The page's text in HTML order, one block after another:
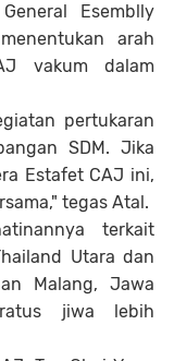
Esemblly
arah
vakum dalam
pertukaran
SDM. Jika
Estafet CAJ ini,
tegas Atal.
terkait
Utara dan
Malang, Jawa
jiwa lebih